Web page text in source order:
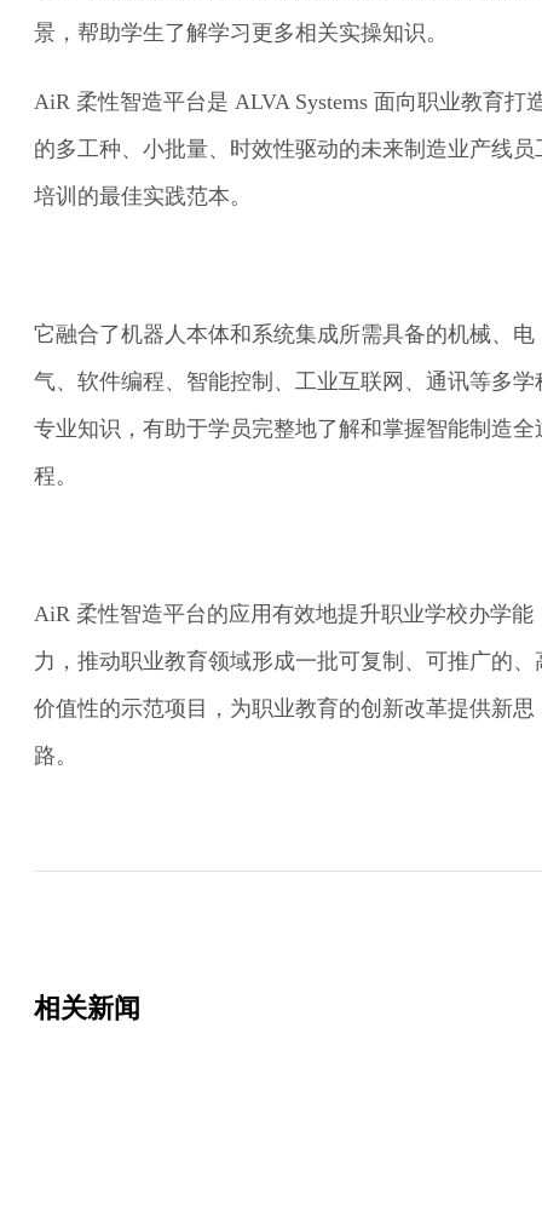
景，帮助学生了解学习更多相关实操知识。
AiR 柔性智造平台是 ALVA Systems 面向职业教育打
的多工种、小批量、时效性驱动的未来制造业产线员
培训的最佳实践范本。
它融合了机器人本体和系统集成所需具备的机械、电
气、软件编程、智能控制、工业互联网、通讯等多学
专业知识，有助于学员完整地了解和掌握智能制造全
程。
AiR 柔性智造平台的应用有效地提升职业学校办学能
力，推动职业教育领域形成一批可复制、可推广的、
价值性的示范项目，为职业教育的创新改革提供新思
路。
相关新闻